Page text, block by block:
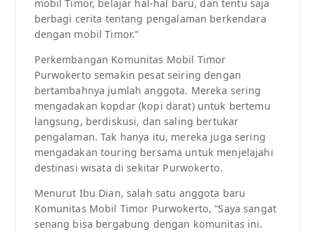
mobil Timor, belajar hal-hal baru, dan tentu saja
berbagi cerita tentang pengalaman berkendara
dengan mobil Timor.”
Perkembangan Komunitas Mobil Timor
Purwokerto semakin pesat seiring dengan
bertambahnya jumlah anggota. Mereka sering
mengadakan kopdar (kopi darat) untuk bertemu
langsung, berdiskusi, dan saling bertukar
pengalaman. Tak hanya itu, mereka juga sering
mengadakan touring bersama untuk menjelajahi
destinasi wisata di sekitar Purwokerto.
Menurut Ibu Dian, salah satu anggota baru
Komunitas Mobil Timor Purwokerto, “Saya sangat
senang bisa bergabung dengan komunitas ini.